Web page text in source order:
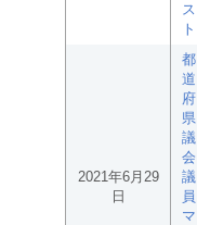
ス
ト
2021年6月29
日
都
道
府
県
議
会
議
員
マ